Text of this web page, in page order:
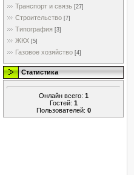
Транспорт и связь [27]
Строительство [7]
Типография [3]
ЖКХ [5]
Газовое хозяйство [4]
Статистика
Онлайн всего: 1
Гостей: 1
Пользователей: 0